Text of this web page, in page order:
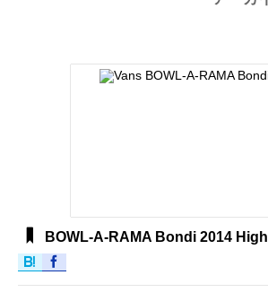
BOWL-A-RAMA Bondi 2014